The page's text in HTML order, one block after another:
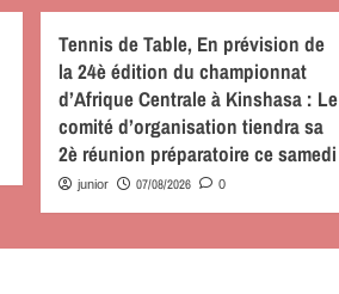
Tennis de Table, En prévision de
la 24è édition du championnat
d’Afrique Centrale à Kinshasa : Le
comité d’organisation tiendra sa
2è réunion préparatoire ce samedi
junior 07/08/2026 0